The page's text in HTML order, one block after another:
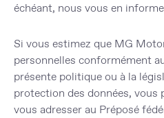
échéant, nous vous en
Si vous estimez que MG
personnelles conformément
présente politique ou à la
protection des données, vous
vous adresser au Préposé